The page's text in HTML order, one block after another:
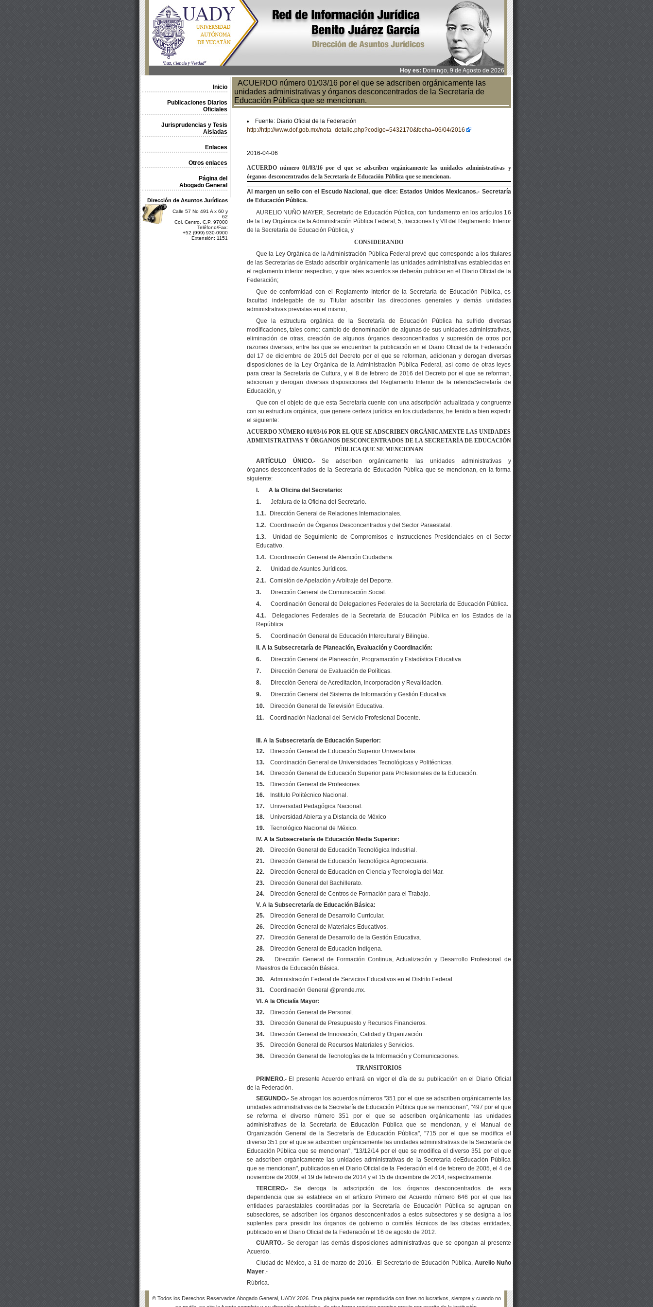
Hoy es: Domingo, 9 de Agosto de 2026
Inicio
Publicaciones Diarios
Oficiales
Jurisprudencias y Tesis
Aisladas
Enlaces
Otros enlaces
Página del
Abogado General
Dirección de Asuntos Jurídicos
Calle 57 No 491 A x 60 y
62
Col. Centro, C.P. 97000
Teléfono/Fax:
+52 (999) 930-0900
Extensión: 1151
ACUERDO número 01/03/16 por el que se adscriben orgánicamente las
unidades administrativas y órganos desconcentrados de la Secretaría de
Educación Pública que se mencionan.
Fuente: Diario Oficial de la Federación
http://http://www.dof.gob.mx/nota_detalle.php?codigo=5432170&fecha=06/04/2016
2016-04-06
ACUERDO número 01/03/16 por el que se adscriben orgánicamente las unidades administrativas y
órganos desconcentrados de la Secretaría de Educación Pública que se mencionan.
Al margen un sello con el Escudo Nacional, que dice: Estados Unidos Mexicanos.- Secretaría
de Educación Pública.
AURELIO NUÑO MAYER, Secretario de Educación Pública, con fundamento en los artículos 16
de la Ley Orgánica de la Administración Pública Federal; 5, fracciones I y VII del Reglamento Interior
de la Secretaría de Educación Pública, y
CONSIDERANDO
Que la Ley Orgánica de la Administración Pública Federal prevé que corresponde a los titulares
de las Secretarías de Estado adscribir orgánicamente las unidades administrativas establecidas en
el reglamento interior respectivo, y que tales acuerdos se deberán publicar en el Diario Oficial de la
Federación;
Que de conformidad con el Reglamento Interior de la Secretaría de Educación Pública, es
facultad indelegable de su Titular adscribir las direcciones generales y demás unidades
administrativas previstas en el mismo;
Que la estructura orgánica de la Secretaría de Educación Pública ha sufrido diversas
modificaciones, tales como: cambio de denominación de algunas de sus unidades administrativas,
eliminación de otras, creación de algunos órganos desconcentrados y supresión de otros por
razones diversas, entre las que se encuentran la publicación en el Diario Oficial de la Federación
del 17 de diciembre de 2015 del Decreto por el que se reforman, adicionan y derogan diversas
disposiciones de la Ley Orgánica de la Administración Pública Federal, así como de otras leyes
para crear la Secretaría de Cultura, y el 8 de febrero de 2016 del Decreto por el que se reforman,
adicionan y derogan diversas disposiciones del Reglamento Interior de la referidaSecretaría de
Educación, y
Que con el objeto de que esta Secretaría cuente con una adscripción actualizada y congruente
con su estructura orgánica, que genere certeza jurídica en los ciudadanos, he tenido a bien expedir
el siguiente:
ACUERDO NÚMERO 01/03/16 POR EL QUE SE ADSCRIBEN ORGÁNICAMENTE LAS UNIDADES
ADMINISTRATIVAS Y ÓRGANOS DESCONCENTRADOS DE LA SECRETARÍA DE EDUCACIÓN
PÚBLICA QUE SE MENCIONAN
ARTÍCULO ÚNICO.-Se adscriben orgánicamente las unidades administrativas y
órganos desconcentrados de la Secretaría de Educación Pública que se mencionan, en la forma
siguiente:
I.
A la Oficina del Secretario:
1.
Jefatura de la Oficina del Secretario.
1.1.
Dirección General de Relaciones Internacionales.
1.2. Coordinación de Órganos Desconcentrados y del Sector Paraestatal.
1.3.
Unidad de Seguimiento de Compromisos e Instrucciones Presidenciales en el Sector
Educativo.
1.4. Coordinación General de Atención Ciudadana.
2.
Unidad de Asuntos Jurídicos.
2.1. Comisión de Apelación y Arbitraje del Deporte.
3.
Dirección General de Comunicación Social.
4.
Coordinación General de Delegaciones Federales de la Secretaría de Educación Pública.
4.1.
Delegaciones Federales de la Secretaría de Educación Pública en los Estados de la
República.
5.
Coordinación General de Educación Intercultural y Bilingüe.
II. A la Subsecretaría de Planeación,Evaluación y Coordinación:
6.
Dirección General de Planeación, Programación y Estadística Educativa.
7.
Dirección General de Evaluación de Políticas.
8.
Dirección General de Acreditación, Incorporación y Revalidación.
9.
Dirección General del Sistema de Información y Gestión Educativa.
10.
Dirección General de Televisión Educativa.
11.
Coordinación Nacional del Servicio Profesional Docente.
III. A la Subsecretaría de Educación Superior:
12.
Dirección General de Educación Superior Universitaria.
13.
Coordinación General de Universidades Tecnológicas y Politécnicas.
14.
Dirección General de Educación Superior para Profesionales de la Educación.
15.
Dirección General de Profesiones.
16.
Instituto Politécnico Nacional.
17.
Universidad Pedagógica Nacional.
18.
Universidad Abierta y a Distancia de México
19.
Tecnológico Nacional de México.
IV. A la Subsecretaría de Educación Media Superior:
20.
Dirección General de Educación Tecnológica Industrial.
21.
Dirección General de Educación Tecnológica Agropecuaria.
22.
Dirección General de Educación en Ciencia y Tecnología del Mar.
23.
Dirección General del Bachillerato.
24.
Dirección General de Centros de Formación para el Trabajo.
V. A la Subsecretaría de Educación Básica:
25.
Dirección General de Desarrollo Curricular.
26.
Dirección General de Materiales Educativos.
27.
Dirección General de Desarrollo de la Gestión Educativa.
28.
Dirección General de Educación Indígena.
29.
Dirección General de Formación Continua, Actualización y Desarrollo Profesional de
Maestros de Educación Básica.
30.
Administración Federal de Servicios Educativos en el Distrito Federal.
31.
Coordinación General @prende.mx.
VI. A la Oficialía Mayor:
32.
Dirección General de Personal.
33.
Dirección General de Presupuesto y Recursos Financieros.
34.
Dirección General de Innovación, Calidad y Organización.
35.
Dirección General de Recursos Materiales y Servicios.
36.
Dirección General de Tecnologías de la Información y Comunicaciones.
TRANSITORIOS
PRIMERO.-El presente Acuerdo entrará en vigor el día de su publicación en el Diario Oficial
de la Federación.
SEGUNDO.-Se abrogan los acuerdos números "351 por el que se adscriben orgánicamente las
unidades administrativas de la Secretaría de Educación Pública que se mencionan", "497 por el que
se reforma el diverso número 351 por el que se adscriben orgánicamente las unidades
administrativas de la Secretaría de Educación Pública que se mencionan, y el Manual de
Organización General de la Secretaría de Educación Pública", "715 por el que se modifica el
diverso 351 por el que se adscriben orgánicamente las unidades administrativas de la Secretaría de
Educación Pública que se mencionan", "13/12/14 por el que se modifica el diverso 351 por el que
se adscriben orgánicamente las unidades administrativas de la Secretaría deEducación Pública
que se mencionan", publicados en el Diario Oficial de la Federación el 4 de febrero de 2005, el 4 de
noviembre de 2009, el 19 de febrero de 2014 y el 15 de diciembre de 2014, respectivamente.
TERCERO.-Se deroga la adscripción de los órganos desconcentrados de esta
dependencia que se establece en el artículo Primero del Acuerdo número 646 por el que las
entidades paraestatales coordinadas por la Secretaría de Educación Pública se agrupan en
subsectores, se adscriben los órganos desconcentrados a estos subsectores y se designa a los
suplentes para presidir los órganos de gobierno o comités técnicos de las citadas entidades,
publicado en el Diario Oficial de la Federación el 16 de agosto de 2012.
CUARTO.-Se derogan las demás disposiciones administrativas que se opongan al presente
Acuerdo.
Ciudad de México, a 31 de marzo de 2016.- El Secretario de Educación Pública, Aurelio Nuño
Mayer.-
Rúbrica.
© Todos los Derechos Reservados Abogado General, UADY 2026. Esta página puede ser reproducida con fines no lucrativos, siempre y cuando no